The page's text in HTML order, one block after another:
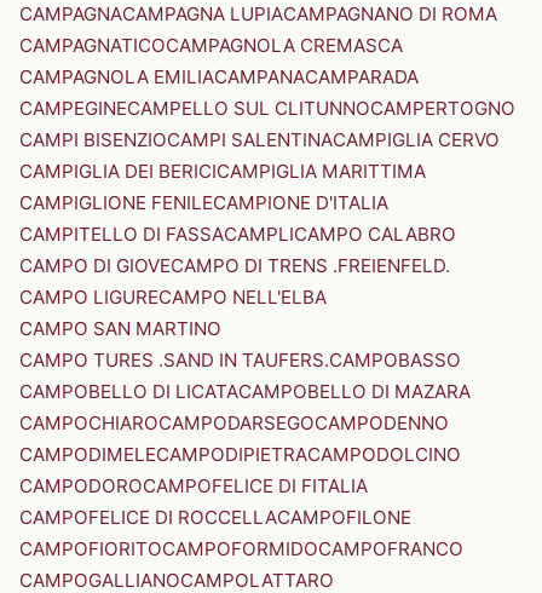
CAMPAGNACAMPAGNA LUPIACAMPAGNANO DI ROMA
CAMPAGNATICOCAMPAGNOLA CREMASCA
CAMPAGNOLA EMILIACAMPANACAMPARADA
CAMPEGINECAMPELLO SUL CLITUNNOCAMPERTOGNO
CAMPI BISENZIOCAMPI SALENTINACAMPIGLIA CERVO
CAMPIGLIA DEI BERICICAMPIGLIA MARITTIMA
CAMPIGLIONE FENILECAMPIONE D'ITALIA
CAMPITELLO DI FASSACAMPLICAMPO CALABRO
CAMPO DI GIOVECAMPO DI TRENS .FREIENFELD.
CAMPO LIGURECAMPO NELL'ELBA
CAMPO SAN MARTINO
CAMPO TURES .SAND IN TAUFERS.CAMPOBASSO
CAMPOBELLO DI LICATACAMPOBELLO DI MAZARA
CAMPOCHIAROCAMPODARSEGOCAMPODENNO
CAMPODIMELECAMPODIPIETRACAMPODOLCINO
CAMPODOROCAMPOFELICE DI FITALIA
CAMPOFELICE DI ROCCELLACAMPOFILONE
CAMPOFIORITOCAMPOFORMIDOCAMPOFRANCO
CAMPOGALLIANOCAMPOLATTARO